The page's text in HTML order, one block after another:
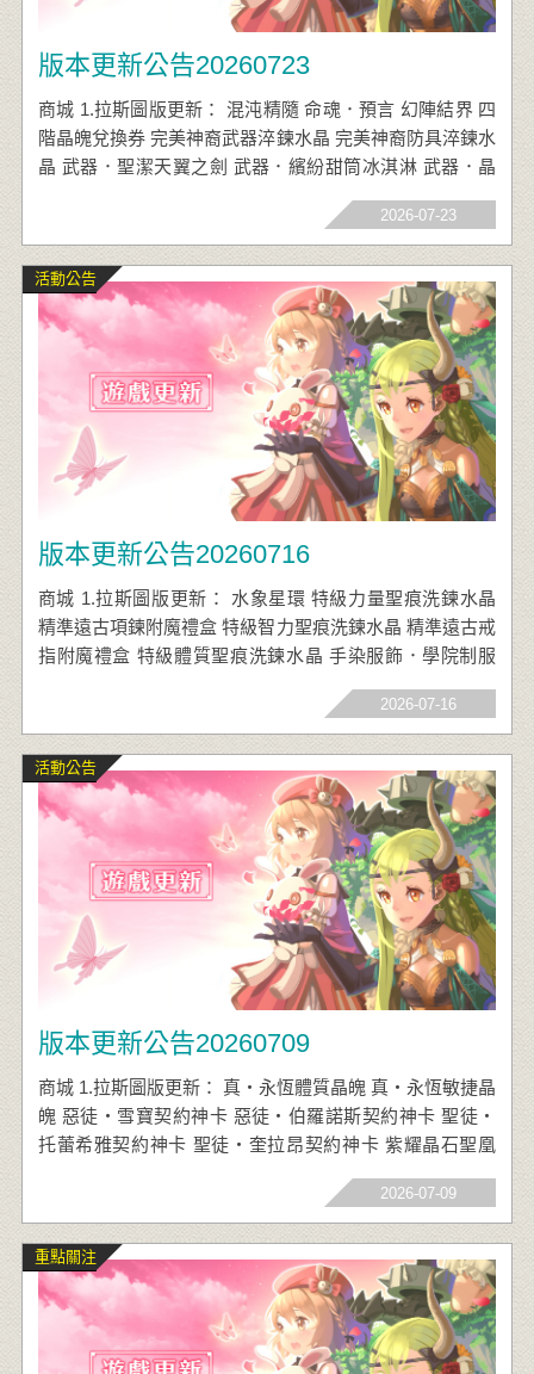
版本更新公告20260723
商城 1.拉斯圖版更新： 混沌精隨 命魂．預言 幻陣結界 四
階晶魄兌換券 完美神裔武器淬鍊水晶 完美神裔防具淬鍊水
晶 武器．聖潔天翼之劍 武器．繽紛甜筒冰淇淋 武器．晶
2026-07-23
版本更新公告20260716
商城 1.拉斯圖版更新： 水象星環 特級力量聖痕洗鍊水晶
精準遠古項鍊附魔禮盒 特級智力聖痕洗鍊水晶 精準遠古戒
指附魔禮盒 特級體質聖痕洗鍊水晶 手染服飾．學院制服
2026-07-16
活動公告
版本更新公告20260709
商城 1.拉斯圖版更新： 真‧永恆體質晶魄 真‧永恆敏捷晶
魄 惡徒‧雪寶契約神卡 惡徒‧伯羅諾斯契約神卡 聖徒‧
托蕾希雅契約神卡 聖徒‧奎拉昂契約神卡 紫耀晶石聖凰
2026-07-09
活動公告
重點關注